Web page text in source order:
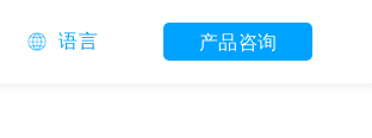
语言 产品咨询